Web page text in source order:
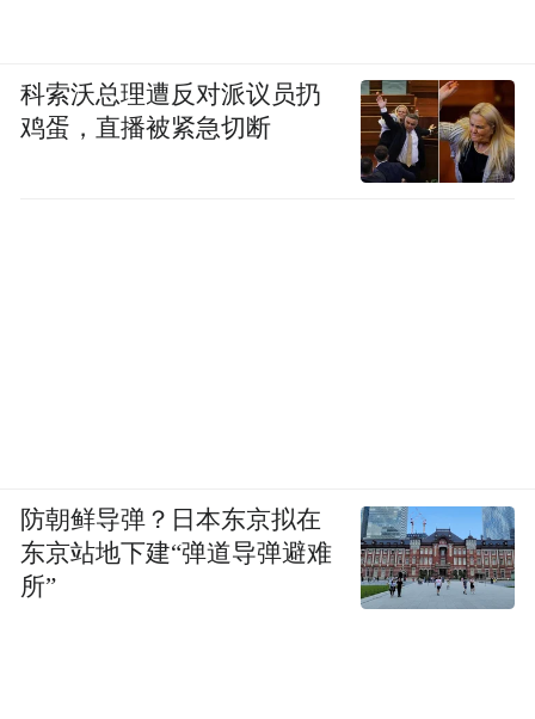
科索沃总理遭反对派议员扔
鸡蛋，直播被紧急切断
防朝鲜导弹？日本东京拟在
东京站地下建“弹道导弹避难
所”